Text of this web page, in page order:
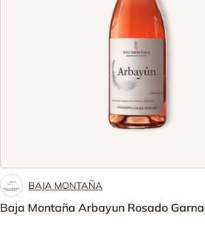
BAJA MONTAÑA
Baja Montaña Arbayun Rosado